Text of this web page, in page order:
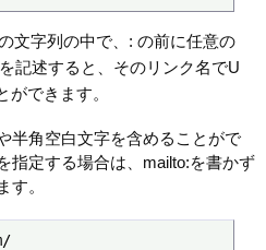
文字列の中で、: の前に任意の
記述すると、そのリンク名でU
できます。
半角空白文字を含めることがで
指定する場合は、mailto:を書かず
す。